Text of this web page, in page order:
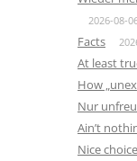
2026-08-
Facts
At least
How
Nur
Ain’t
Nice